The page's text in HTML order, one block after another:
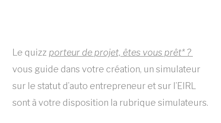
Le quizz porteur de projet, êtes vous prêt* ?
vous guide dans votre création, un simulateur
sur le statut d’auto entrepreneur et sur l’EIRL
sont à votre disposition la rubrique simulateurs.